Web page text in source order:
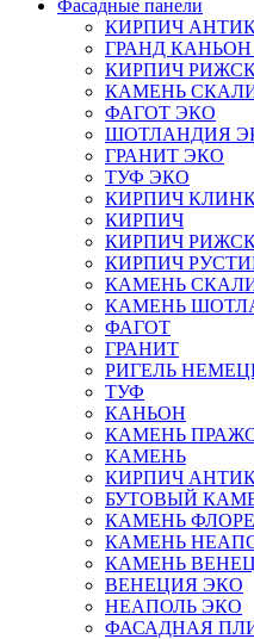
Фасадные панели
КИРПИЧ
ГРАНД
КИРПИЧ
КАМЕНЬ
ФАГОТ ЭКО
ШОТЛАНДИЯ
ГРАНИТ ЭКО
ТУФ ЭКО
КИРПИЧ
КИРПИЧ
КИРПИЧ
КИРПИЧ
КАМЕНЬ
КАМЕНЬ
ФАГОТ
ГРАНИТ
РИГЕЛЬ
ТУФ
КАНЬОН
КАМЕНЬ
КАМЕНЬ
КИРПИЧ
БУТОВЫЙ
КАМЕНЬ
КАМЕНЬ
КАМЕНЬ
ВЕНЕЦИЯ ЭКО
НЕАПОЛЬ ЭКО
ФАСАДНАЯ